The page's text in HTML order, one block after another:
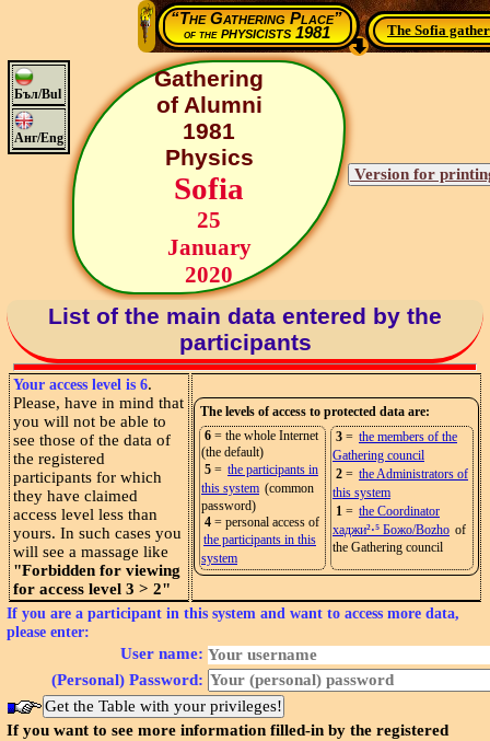
“The Gathering Place”
of thephysicists 1981 The Sofia
Бъл/Bul
Анг/Eng
Gathering
of Alumni
1981
Physics
Sofia
25
January
2020
List of the main data entered by the
participants
Your access level is 6.
Please, have in mind that
you will not be able to
see those of the data of
the registered
participants for which
they have claimed
access level less than
yours. In such cases you
will see a massage like
"Forbidden for viewing
for access level 3 > 2"
The levels of access to protected data are:
6 = the whole Internet
(the default)
5 = the participants in
this system (common
password)
4 = personal access of
the participants in this
system
3 = the members of the
Gathering council
2 = the Administrators of
this system
1 = the Coordinator
хаджи²⋅⁵ Божо/Bozho of
the Gathering council
If you are a participant in this system and want to access more data,
please enter:
User name:
(Personal) Password:
If you want to see more information filled-in by the registered